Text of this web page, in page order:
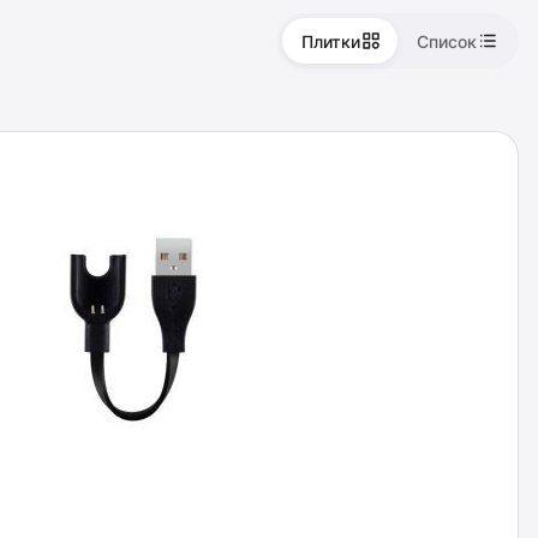
Плитки Список